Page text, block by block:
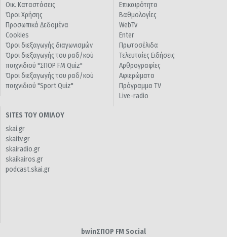
Οικ. Καταστάσεις
Όροι Χρήσης
Προσωπικά Δεδομένα
Cookies
Όροι διεξαγωγής διαγωνισμών
Όροι διεξαγωγής του ραδ/κού
παιχνιδιού "ΣΠΟΡ FM Quiz"
Όροι διεξαγωγής του ραδ/κού
παιχνιδιού "Sport Quiz"
Επικαιρότητα
Βαθμολογίες
WebTv
Enter
Πρωτοσέλιδα
Τελευταίες Ειδήσεις
Αρθρογραφίες
Αφιερώματα
Πρόγραμμα TV
Live-radio
SITES ΤΟΥ ΟΜΙΛΟΥ
skai.gr
skaitv.gr
skairadio.gr
skaikairos.gr
podcast.skai.gr
bwinΣΠΟΡ FM Social